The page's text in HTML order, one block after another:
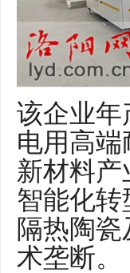
该企业年
电用高
新材料
智能化
隔热陶
术垄断。